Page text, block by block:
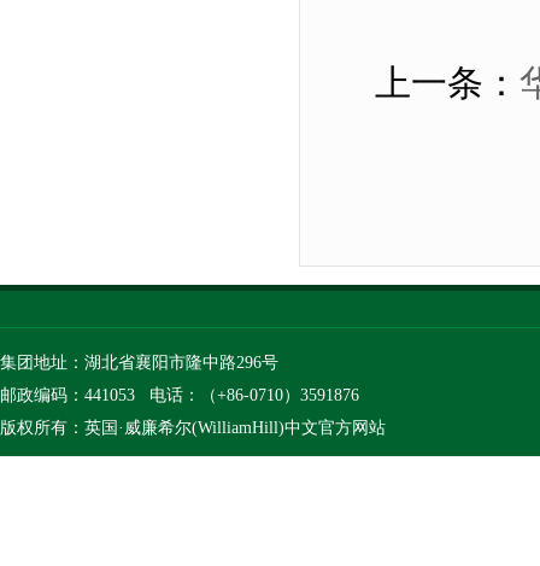
上一条：
集团地址：湖北省襄阳市隆中路296号
邮政编码：441053 电话：（+86-0710）3591876
版权所有：英国·威廉希尔(WilliamHill)中文官方网站